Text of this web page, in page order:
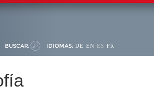
BUSCAR: IDIOMAS: DE EN ES FR